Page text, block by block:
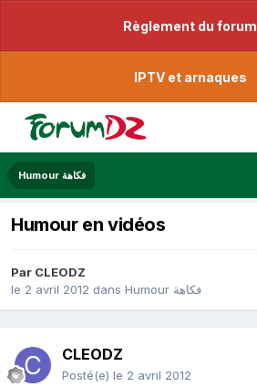
Règlement du forum
IPTV et arnaques
Humour فكاهة
Humour en vidéos
Par CLEODZ
le 2 avril 2012 dans Humour فكاهة
CLEODZ
Posté(e) le 2 avril 2012